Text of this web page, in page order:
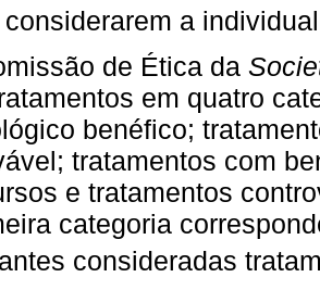
considerarem a
de Ética da
em quatro
benéfico;
tratamentos com
e tratamentos
categoria
consideradas